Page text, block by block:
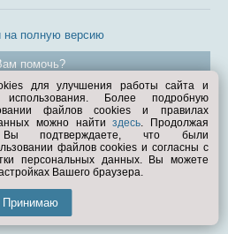
на полную версию
помочь?
1998—2026
для улучшения работы сайта и
Более подробную
файлов cookies и правилах
можно найтиздесь. Продолжая
Вы подтверждаете, что были
файлов cookies и согласны с
персональных данных. Вы можете
Вашего браузера.
Принимаю